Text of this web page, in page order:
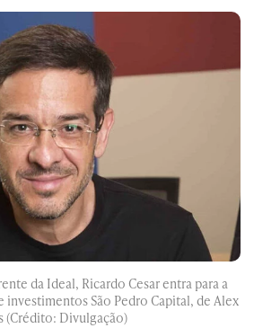
da Ideal, Ricardo Cesar entra para a
investimentos São Pedro Capital, de Alex
(Crédito: Divulgação)